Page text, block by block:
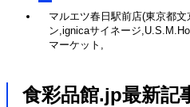
マルエツ春日駅前店(東京都
ン,ignicaサイネージ
マーケット,
食彩品館.jp最新記